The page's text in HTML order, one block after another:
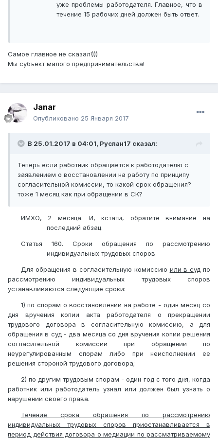
уже проблемы работодателя. Главное, что в
течение 15 рабочих дней должен быть ответ.
Самое главное не сказал!)))
Мы субъект малого предпринимательства!
Janar
Опубликовано 25 Января 2017
В 25.01.2017 в 04:01, Руслан17 сказал:
Теперь если работник обращается к работодателю с
заявлением о восстановлении на работу по принципу
согласительной комиссии, то какой срок обращения?
тоже 1 месяц как при обращении в СК?
ИМХО, 2 месяца. И, кстати, обратите внимание на
последний абзац.
Статья 160. Сроки обращения по рассмотрению
индивидуальных трудовых споров
Для обращения в согласительную комиссию или в суд по
рассмотрению индивидуальных трудовых споров
устанавливаются следующие сроки:
1) по спорам о восстановлении на работе - один месяц со
дня вручения копии акта работодателя о прекращении
трудового договора в согласительную комиссию, а для
обращения в суд - два месяца со дня вручения копии решения
согласительной комиссии при обращении по
неурегулированным спорам либо при неисполнении ее
решения стороной трудового договора;
2) по другим трудовым спорам - один год с того дня, когда
работник или работодатель узнал или должен был узнать о
нарушении своего права.
Течение срока обращения по рассмотрению
индивидуальных трудовых споров приостанавливается в
период действия договора о медиации по рассматриваемому